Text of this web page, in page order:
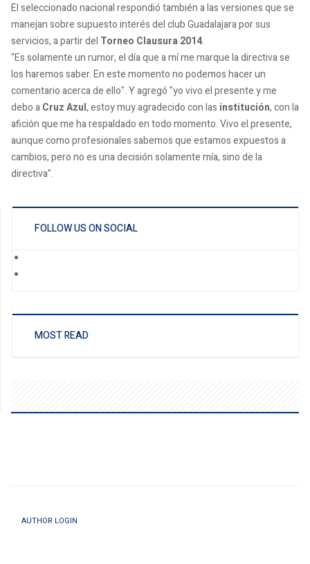
El seleccionado nacional respondió también a las versiones que se
manejan sobre supuesto interés del club Guadalajara por sus
servicios, a partir del Torneo Clausura 2014.
"Es solamente un rumor, el día que a mí me marque la directiva se
los haremos saber. En este momento no podemos hacer un
comentario acerca de ello". Y agregó "yo vivo el presente y me
debo aCruz Azul, estoy muy agradecido con las institución, con la
afición que me ha respaldado en todo momento. Vivo el presente,
aunque como profesionales sabemos que estamos expuestos a
cambios, pero no es una decisión solamente mía, sino de la
directiva".
FOLLOW US ON SOCIAL
MOST READ
AUTHOR LOGIN